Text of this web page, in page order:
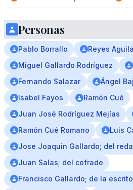
Personas
Pablo Borrallo
Reyes
Miguel Gallardo Rodríguez
Fernando Salazar
Ángel
Isabel Fayos
Ramón Cué
Juan José Rodríguez Mejías
Ramón Cué Romano
Luis
Jose Joaquin Gallardo; del
Juan Salas; del cofrade
Francisco Gallardo; de la